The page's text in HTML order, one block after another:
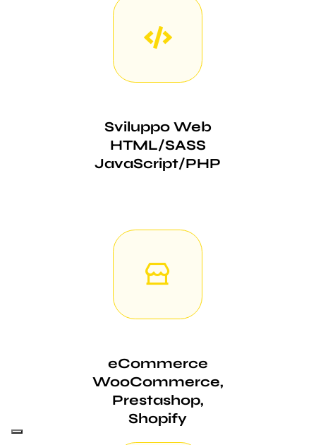
Sviluppo Web
HTML/SASS
JavaScript/PHP
eCommerce
WooCommerce,
Prestashop,
Shopify